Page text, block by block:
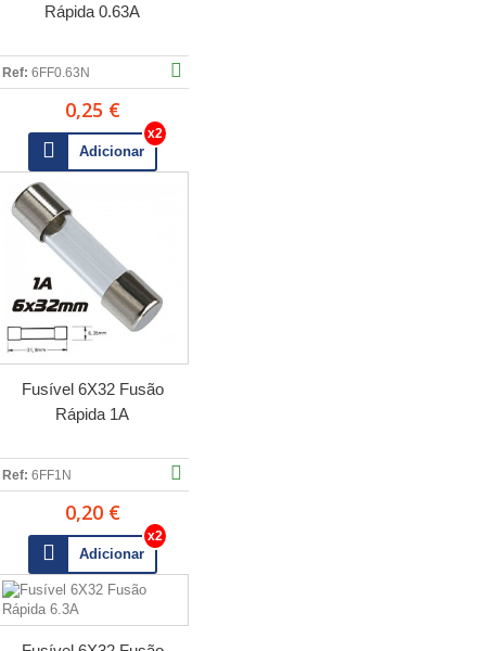
Rápida 0.63A
Ref: 6FF0.63N
0,25 €
Adicionar
Fusível 6X32 Fusão
Rápida 1A
Ref: 6FF1N
0,20 €
Adicionar